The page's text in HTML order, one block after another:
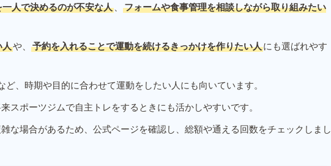
人で決めるのが不安な人 、
フォームや食事管理を相談しながら取り組みたい
人や、 予約を入れることで運動を続けるきっかけを作りたい人にも選ばれやす
ど、時期や目的に合わせて運動をしたい人にも向いています。
スポーツジムで自主トレをするときにも活かしやすいです。
な場合があるため、公式ページを確認し、総額や通える回数をチェックしまし